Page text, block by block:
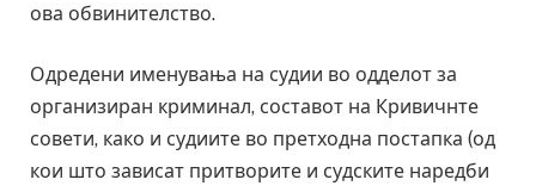
ова обвинителство.
Одредени именувања на судии во одделот за
организиран криминал, составот на Кривичнте
совети, како и судиите во претходна постапка (од
кои што зависат притворите и судските наредби